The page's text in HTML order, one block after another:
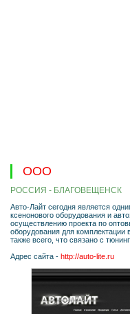
ООО
РОССИЯ - БЛАГОВЕЩЕНСК
Авто-Лайт сегодня является
ксенонового оборудования и
осуществлению проекта по
оборудования для комплектации
также всего, что связано с
Адрес сайта - http://auto-lite.ru